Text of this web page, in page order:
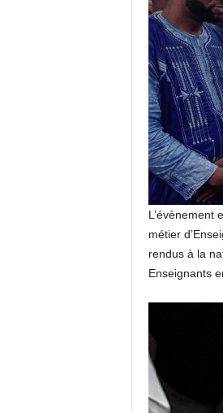
L’évènement
métier
rendus à la
Enseignants